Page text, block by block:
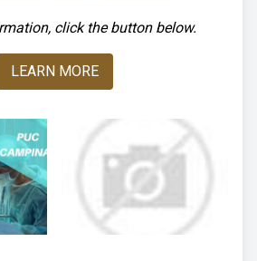
click the button below.
LEARN MORE